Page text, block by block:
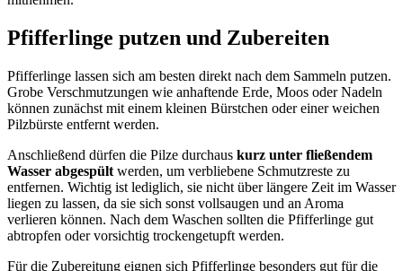
Pfifferlinge putzen und Zubereiten
Pfifferlinge lassen sich am besten direkt nach dem Sammeln putzen.
Grobe Verschmutzungen wie anhaftende Erde, Moos oder Nadeln
können zunächst mit einem kleinen Bürstchen oder einer weichen
Pilzbürste entfernt werden.
Anschließend dürfen die Pilze durchaus kurz unter fließendem
Wasser abgespült werden, um verbliebene Schmutzreste zu
entfernen. Wichtig ist lediglich, sie nicht über längere Zeit im Wasser
liegen zu lassen, da sie sich sonst vollsaugen und an Aroma
verlieren können. Nach dem Waschen sollten die Pfifferlinge gut
abtropfen oder vorsichtig trockengetupft werden.
Für die Zubereitung eignen sich Pfifferlinge besonders gut für die